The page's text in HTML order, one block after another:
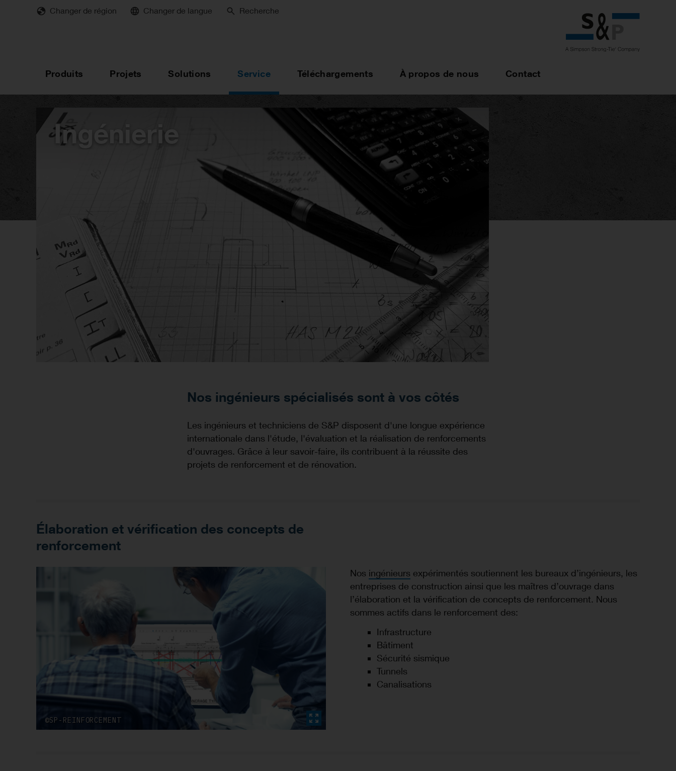
Changer de région Changer de langue Recherche
Produits Projets Solutions Service Téléchargements À propos de nous Contact
Ingénierie
Nos ingénieurs spécialisés sont à vos côtés
Les ingénieurs et techniciens de S&P disposent d'une longue expérience
internationale dans l'étude, l'évaluation et la réalisation de renforcements
d'ouvrages. Grâce à leur savoir-faire, ils contribuent à la réussite des
projets de renforcement et de rénovation.
Élaboration et vérification des concepts de
renforcement
©SP-REINFORCEMENT
Nos ingénieurs expérimentés soutiennent les bureaux d’ingénieurs, les
entreprises de construction ainsi que les maîtres d’ouvrage dans
l’élaboration et la vérification de concepts de renforcement. Nous
sommes actifs dans le renforcement des:
Infrastructure
Bâtiment
Sécurité sismique
Tunnels
Canalisations